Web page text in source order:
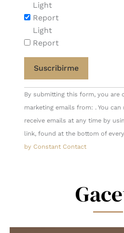
Light
Report
Light
Report
Constant
Contact
Use.
Please
leave
By submitting this form, you are
marketing emails from: . You
receive emails at any time by
link, found at the bottom of
by Constant Contact